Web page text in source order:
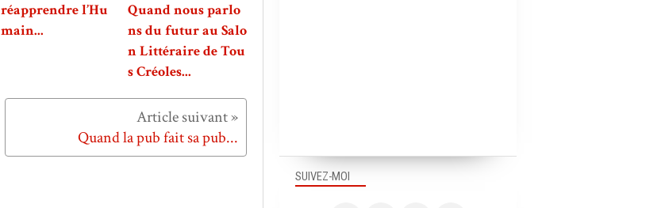
réapprendre l’Hu
main...
Quand nous parlo
ns du futur au Salo
n Littéraire de Tou
s Créoles...
Quand la pub fait sa pub...
SUIVEZ-MOI